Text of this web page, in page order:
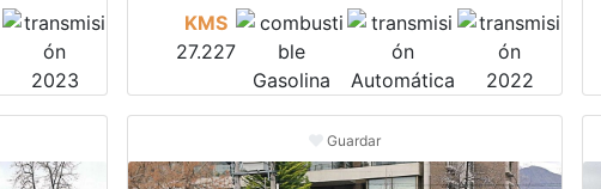
2023
KMS
27.227
Gasolina
Automática 2022
Guardar